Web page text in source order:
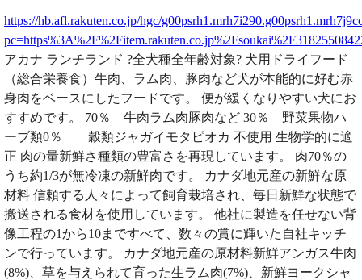
https://hb.afl.rakuten.co.jp/hgc/
アカナ ランチランド ?全犬種全年齢対象? 犬用ドライフード
（総合栄養食）牛肉、ラム肉、豚肉など犬が本能的に好む赤
身肉をベースにしたフードです。 便が緩くなりやすい犬にお
すすめです。 70％ 牛肉ラム肉豚肉など 30％ 野菜果物ハ
ーブ類0％ 穀類ジャガイモタピオカ 不使用 生物学的に適
正 肉の量新鮮さ種類の豊富さを再現しています。 肉70％の
うち約1/3が無冷凍の新鮮肉です。 カナダ地元産の新鮮な原
材料 信頼する人々によって飼育栽培され、毎日新鮮な状態で
搬送される食材を使用しています。 他社に製造を任せない背
像工程の1から10まですべて、数々の賞に輝いた自社キッチ
ンで行っています。 カナダ地元産の原材料新鮮アンガス牛肉
(8%)、草を与えられて育った生ラム肉(7%)、新鮮ヨークシャ